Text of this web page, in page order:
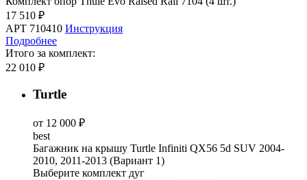
17 510 ₽
АРТ 710410 Инструкция
Подробнее
Итого за комплект:
22 010 ₽
Turtle
от 12 000 ₽
best
Багажник на крышу Turtle Infiniti QX56 5d SUV 2004-
2010, 2011-2013 (Вариант 1)
Выберите комплект дуг